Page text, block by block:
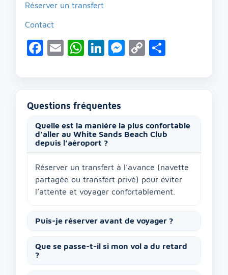
Réserver un transfert
Contact
Facebook
EmailWhatsApp
LinkedIn
Messenger
Copy
Questions fréquentes
Quelle est la manière la plus confortable
d’aller au White Sands Beach Club
depuis l’aéroport ?
Réserver un transfert à l’avance (navette
partagée ou transfert privé) pour éviter
l’attente et voyager confortablement.
Puis-je réserver avant de voyager ?
Que se passe-t-il si mon vol a du retard
?